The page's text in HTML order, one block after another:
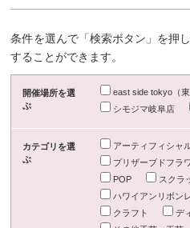
条件を選んで「検索ボタン」を押
することができます。
開催場所を選
ぶ
east side tokyo（東
シモジマ岐阜店
カテゴリを選
ぶ
アーティフィシャ
プリザーブドフラ
POP
スクラ
ハワイアンリボン
クラフト
デ